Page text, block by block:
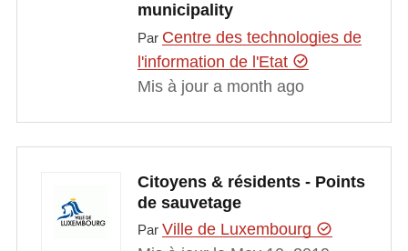
municipality
Par Centre des technologies de
l'information de l'Etat
Mis à jour a month ago
Citoyens & résidents - Points
de sauvetage
Par Ville de Luxembourg